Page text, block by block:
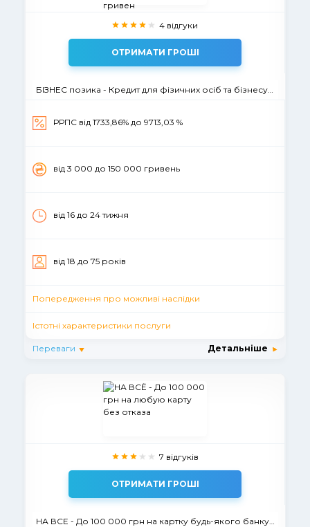
4 відгуки
ОТРИМАТИ ГРОШІ
БІЗНЕС позика - Кредит для фізичних осіб та бізнесу до 150 000 гривен
РРПС вiд 1733,86% до 9713,03 %
вiд 3 000 до 150 000 гривень
від 16 до 24 тижня
вiд 18 до 75 рокiв
Попередження про можливі наслідки
Істотні характеристики послуги
Переваги Детальніше
7 відгуків
ОТРИМАТИ ГРОШІ
НА ВСЕ - До 100 000 грн на картку будь-якого банку без відмови